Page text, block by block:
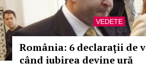
VEDETE
România: 6 declaraţii de
când iubirea devine ură